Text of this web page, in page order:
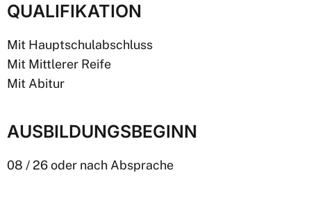
QUALIFIKATION
Mit Hauptschulabschluss
Mit Mittlerer Reife
Mit Abitur
AUSBILDUNGSBEGINN
08 / 26 oder nach Absprache